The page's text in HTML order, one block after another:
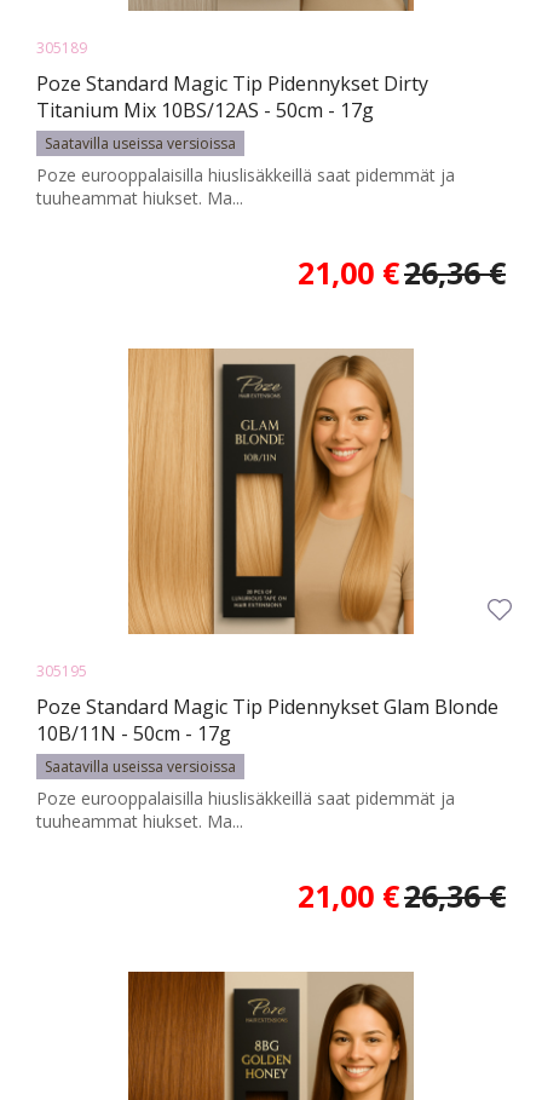
305189
Poze Standard Magic Tip Pidennykset Dirty
Titanium Mix 10BS/12AS - 50cm - 17g
Saatavilla useissa versioissa
Poze eurooppalaisilla hiuslisäkkeillä saat pidemmät ja
tuuheammat hiukset. Ma...
21,00 €26,36 €
305195
Poze Standard Magic Tip Pidennykset Glam Blonde
10B/11N - 50cm - 17g
Saatavilla useissa versioissa
Poze eurooppalaisilla hiuslisäkkeillä saat pidemmät ja
tuuheammat hiukset. Ma...
21,00 €26,36 €